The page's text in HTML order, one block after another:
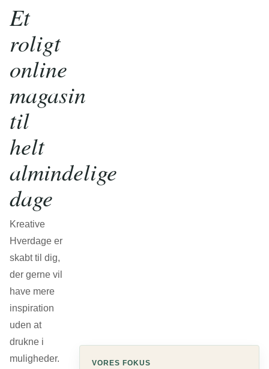
Et
roligt
online
magasin
til
helt
almindelige
dage
Kreative
Hverdage er
skabt til dig,
der gerne vil
have mere
inspiration
uden at
drukne i
muligheder.
VORES FOKUS